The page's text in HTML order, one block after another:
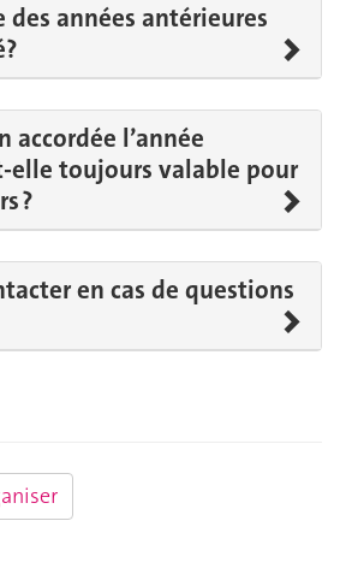
des années antérieures
accordée l’année
elle toujours valable pour
?
en cas de questions